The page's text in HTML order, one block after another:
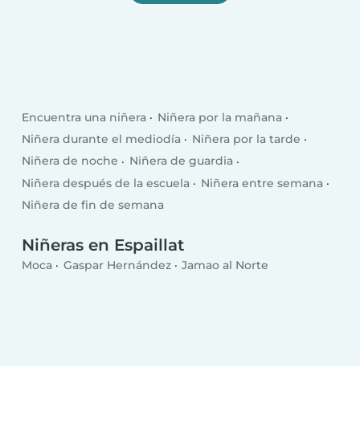
Encuentra una niñera
Niñera por la mañana
Niñera durante el mediodía
Niñera por la tarde
Niñera de noche
Niñera de guardia
Niñera después de la escuela
Niñera entre semana
Niñera de fin de semana
Niñeras en Espaillat
Moca Gaspar Hernández Jamao al Norte